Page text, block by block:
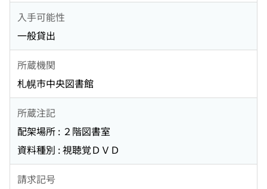
入手可能性
一般貸出
所蔵機関
札幌市中央図書館
所蔵注記
配架場所 : ２階図書室
資料種別 : 視聴覚ＤＶＤ
請求記号